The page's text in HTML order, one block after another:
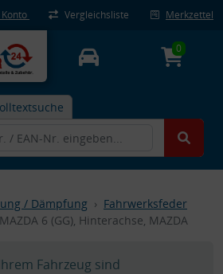
Vergleichsliste Merkzettel
0
/ Dämpfung
Fahrwerksfeder
6 (GG), Hinterachse, MAZDA
Fahrzeug sind